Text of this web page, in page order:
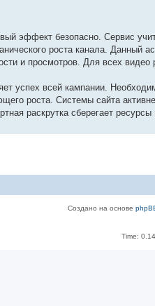
эффект безопасно. Сервис
роста канала. Данный
и просмотров. Для всех
успех всей кампании.
роста. Системы сайта
раскрутка сберегает
Создано на основе
Time: